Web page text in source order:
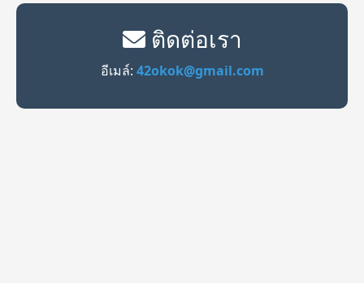
ติดต่อเรา
อีเมล์: 42okok@gmail.com